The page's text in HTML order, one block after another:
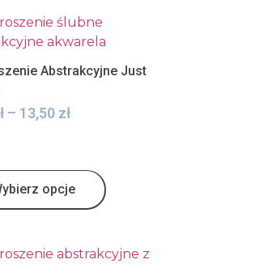
Abstrakcyjne Just
– 13,50 zł
opcje